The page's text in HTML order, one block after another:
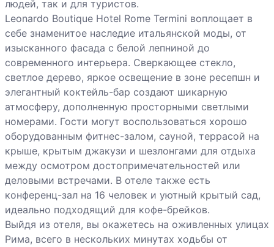
людей, так и для туристов.
Leonardo Boutique Hotel Rome Termini воплощает в
себе знаменитое наследие итальянской моды, от
изысканного фасада с белой лепниной до
современного интерьера. Сверкающее стекло,
светлое дерево, яркое освещение в зоне ресепшн и
элегантный коктейль-бар создают шикарную
атмосферу, дополненную просторными светлыми
номерами. Гости могут воспользоваться хорошо
оборудованным фитнес-залом, сауной, террасой на
крыше, крытым джакузи и шезлонгами для отдыха
между осмотром достопримечательностей или
деловыми встречами. В отеле также есть
конференц-зал на 16 человек и уютный крытый сад,
идеально подходящий для кофе-брейков.
Выйдя из отеля, вы окажетесь на оживленных улицах
Рима, всего в нескольких минутах ходьбы от